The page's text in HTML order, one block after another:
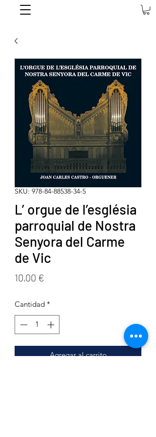
SKU: 978-84-88538-34-5
L’ orgue de l’església
parroquial de Nostra
Senyora del Carme
de Vic
10,00 €
Cantidad *
Agregar al carrito